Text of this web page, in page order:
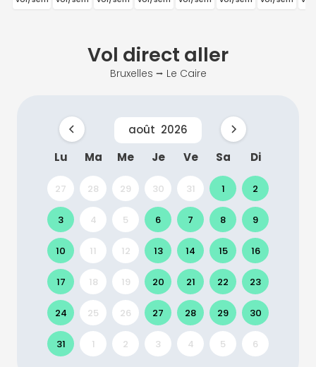
Vol direct aller
Bruxelles ⭢ Le Caire
août 2026
Lu
Ma Me Je Ve Sa Di
27 28 29 30 31 1 2
3 4 5 6 7 8 9
10 11 12 13 14 15 16
17 18 19 20 21 22 23
24 25 26 27 28 29 30
31 1 2 3 4 5 6